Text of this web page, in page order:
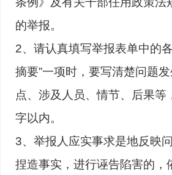
的举报。
2、请认真填写举报表单中的
摘要”一项时，要写清楚问题
点、涉及人员、情节、后果等
字以内。
3、举报人应实事求是地反映
捏造事实，进行诬告陷害的，